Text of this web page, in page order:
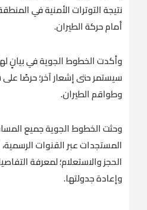
نتيجة التوترات الأمنية في
أمام حركة الطيران.
وأكدت الخطوط الجوية في بيانٍ
سيستمر حتى إشعار آخر؛ حرصًا
وطواقم الطيران.
وحثت الخطوط الجوية جميع
المستجدات عبر القنوات
الحجز والاستعلام؛ لمعرفة
وإعادة جدولتها.